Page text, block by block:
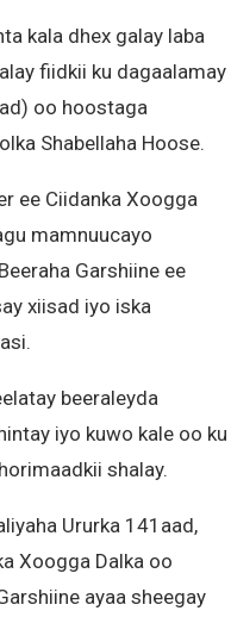
kala dhex galay laba
fiidkii ku dagaalamay
oo hoostaga
Shabellaha Hoose.
ee Ciidanka Xoogga
mamnuucayo
Garshiine ee
xiisad iyo iska
beeraleyda
iyo kuwo kale oo ku
shalay.
Ururka 141aad,
Xoogga Dalka oo
ayaa sheegay